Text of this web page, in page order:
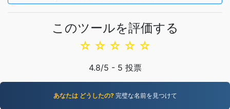
このツールを評価する
☆
☆
☆
☆
☆
4.8/5 - 5 投票
あなたは どうしたの?完璧な名前を見つけて